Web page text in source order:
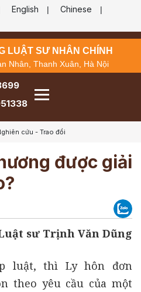
English | Chinese |
LUẬT SƯ NHÂN CHÍNH
Nhân, Thanh Xuân, Hà Nội
cứu - Trao đổi
được giải
sư Trịnh Văn Dũng
luật, thì Ly hôn đơn
theo yêu cầu của một